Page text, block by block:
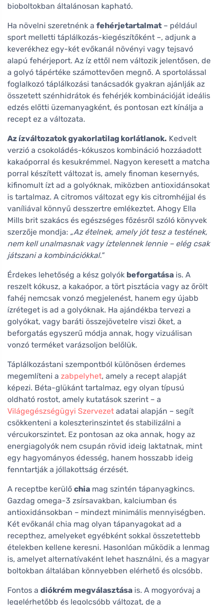
bioboltokban általánosan kapható.
Ha növelni szeretnénk a fehérjetartalmat – például
sport melletti táplálkozás-kiegészítőként –, adjunk a
keverékhez egy-két evőkanál növényi vagy tejsavó
alapú fehérjeport. Az íz ettől nem változik jelentősen, de
a golyó tápértéke számottevően megnő. A sportolással
foglalkozó táplálkozási tanácsadók gyakran ajánlják az
összetett szénhidrátok és fehérjék kombinációját ideális
edzés előtti üzemanyagként, és pontosan ezt kínálja a
recept ez a változata.
Az ízváltozatok gyakorlatilag korlátlanok. Kedvelt
verzió a csokoládés-kókuszos kombináció hozzáadott
kakaóporral és kesukrémmel. Nagyon keresett a matcha
porral készített változat is, amely finoman kesernyés,
kifinomult ízt ad a golyóknak, miközben antioxidánsokat
is tartalmaz. A citromos változat egy kis citromhéjjal és
vaníliával könnyű desszertre emlékeztet. Ahogy Ella
Mills brit szakács és egészséges főzésről szóló könyvek
szerzője mondja: „Az ételnek, amely jót tesz a testének,
nem kell unalmasnak vagy íztelennek lennie – elég csak
játszani a kombinációkkal."
Érdekes lehetőség a kész golyók beforgatása is. A
reszelt kókusz, a kakaópor, a tört pisztácia vagy az őrölt
fahéj nemcsak vonzó megjelenést, hanem egy újabb
ízréteget is ad a golyóknak. Ha ajándékba tervezi a
golyókat, vagy baráti összejövetelre viszi őket, a
beforgatás egyszerű módja annak, hogy vizuálisan
vonzó terméket varázsoljon belőlük.
Táplálkozástani szempontból különösen érdemes
megemlíteni a zabpelyhet, amely a recept alapját
képezi. Béta-glükánt tartalmaz, egy olyan típusú
oldható rostot, amely kutatások szerint – a
Világegészségügyi Szervezet adatai alapján – segít
csökkenteni a koleszterinszintet és stabilizálni a
vércukorszintet. Ez pontosan az oka annak, hogy az
energiagolyók nem csupán rövid ideig laktatnak, mint
egy hagyományos édesség, hanem hosszabb ideig
fenntartják a jóllakottság érzését.
A receptbe kerülő chia mag szintén tápanyagkincs.
Gazdag omega-3 zsírsavakban, kalciumban és
antioxidánsokban – mindezt minimális mennyiségben.
Két evőkanál chia mag olyan tápanyagokat ad a
recepthez, amelyeket egyébként sokkal összetettebb
ételekben kellene keresni. Hasonlóan működik a lenmag
is, amelyet alternatívaként lehet használni, és a magyar
boltokban általában könnyebben elérhető és olcsóbb.
Fontos a diókrém megválasztása is. A mogyoróvaj a
legelérhetőbb és legolcsóbb változat, de a